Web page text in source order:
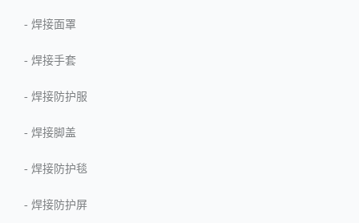
- 焊接面罩
- 焊接手套
- 焊接防护服
- 焊接脚盖
- 焊接防护毯
- 焊接防护屏